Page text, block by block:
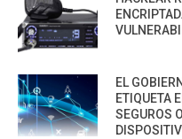
EL
ETIQUETA
SEGUROS